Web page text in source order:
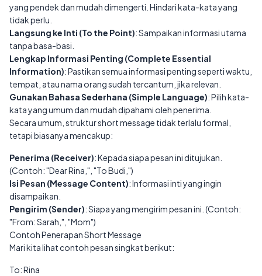
yang pendek dan mudah dimengerti. Hindari kata-kata yang
tidak perlu.
Langsung ke Inti (To the Point): Sampaikan informasi utama
tanpa basa-basi.
Lengkap Informasi Penting (Complete Essential
Information): Pastikan semua informasi penting seperti waktu,
tempat, atau nama orang sudah tercantum, jika relevan.
Gunakan Bahasa Sederhana (Simple Language): Pilih kata-
kata yang umum dan mudah dipahami oleh penerima.
Secara umum, struktur short message tidak terlalu formal,
tetapi biasanya mencakup:
Penerima (Receiver): Kepada siapa pesan ini ditujukan.
(Contoh: "Dear Rina,", "To Budi,")
Isi Pesan (Message Content): Informasi inti yang ingin
disampaikan.
Pengirim (Sender): Siapa yang mengirim pesan ini. (Contoh:
"From: Sarah,", "Mom")
Contoh Penerapan Short Message
Mari kita lihat contoh pesan singkat berikut:
To: Rina